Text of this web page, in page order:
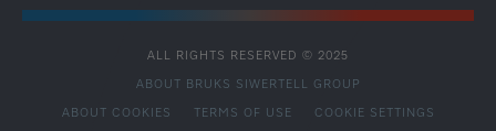
ALL RIGHTS RESERVED © 2025
ABOUT BRUKS SIWERTELL GROUP
SECONDARY
ABOUT COOKIES TERMS OF USE COOKIE SETTINGS